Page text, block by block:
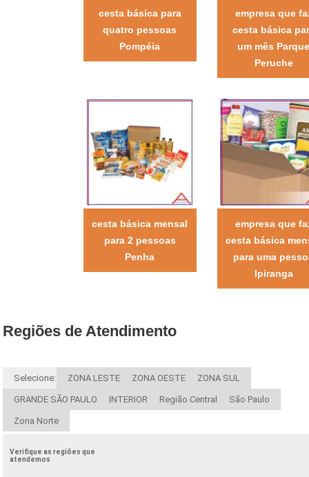
cesta básica para
quatro pessoas
Pompéia
empresa que
cesta básica
um mês Parque
Peruche
cesta básica mensal
para 2 pessoas
Penha
empresa que
cesta básica
para uma
Ipiranga
Regiões de Atendimento
Selecione: ZONA LESTE ZONA OESTE ZONA SUL
GRANDE SÃO PAULO INTERIOR Região Central São Paulo
Zona Norte
Verifique as regiões que
atendemos